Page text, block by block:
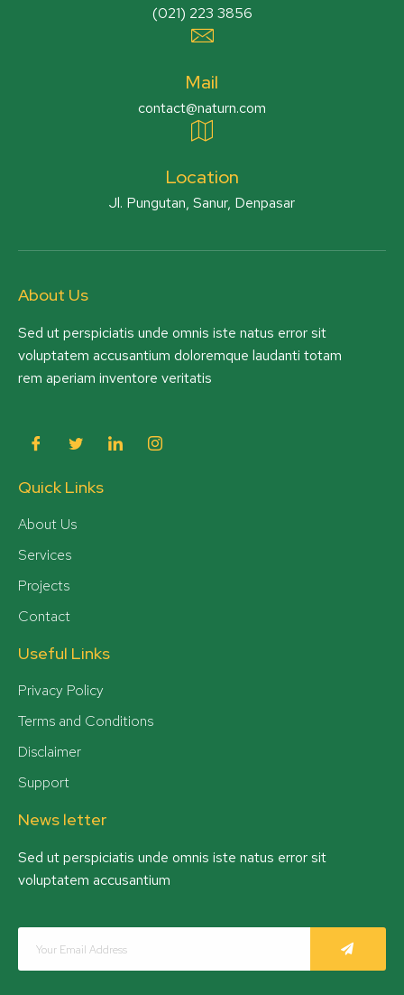
(021) 223 3856
Mail
contact@naturn.com
Location
Jl. Pungutan, Sanur, Denpasar
About Us
Sed ut perspiciatis unde omnis iste natus error sit
voluptatem accusantium doloremque laudanti totam
rem aperiam inventore veritatis
Quick Links
About Us
Services
Projects
Contact
Useful Links
Privacy Policy
Terms and Conditions
Disclaimer
Support
News letter
Sed ut perspiciatis unde omnis iste natus error sit
voluptatem accusantium